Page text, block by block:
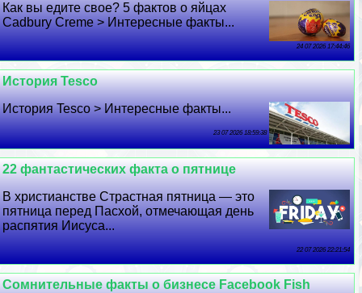
Как вы едите свое? 5 фактов о яйцах
Cadbury Creme > Интересные факты...
24 07 2026 17:44:46
История Tesco
История Tesco > Интересные факты...
23 07 2026 18:59:38
22 фантастических факта о пятнице
В христианстве Страстная пятница — это
пятница перед Пасхой, отмечающая день
распятия Иисуса...
22 07 2026 22:21:54
Сомнительные факты о бизнесе Facebook Fish